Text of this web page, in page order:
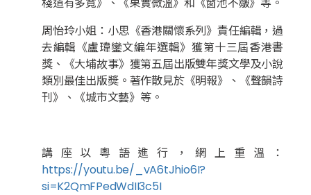
周怡玲小姐：小思《香港關懷系列》責任編輯，過
去編輯《盧瑋鑾文編年選輯》獲第十三屆香港書
獎、《大埔故事》獲第五屆出版雙年獎文學及小說
類別最佳出版獎。著作散見於《明報》、《聲韻詩
刊》、《城市文藝》等。
講座以粵語進行，網上重溫：
https://youtu.be/_vA6tJhio6I?
si=K2QmFPedWdII3c5I